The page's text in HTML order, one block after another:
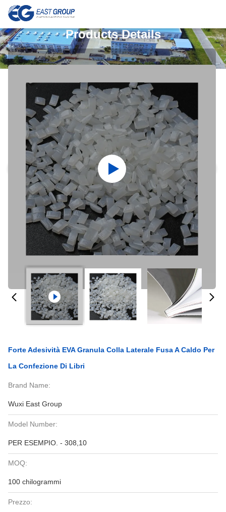
Products Details
Forte Adesività EVA Granula Colla Laterale Fusa A Caldo Per
La Confezione Di Libri
Brand Name:
Wuxi East Group
Model Number:
PER ESEMPIO. - 308,10
MOQ:
100 chilogrammi
Prezzo: